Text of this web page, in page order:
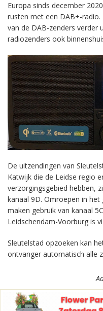
Europa sinds december
rusten met een DAB+-
van de DAB-zenders verder
radiozenders ook
De uitzendingen van
Katwijk die de Leidse regio
verzorgingsgebied hebben,
kanaal 9D. Omroepen in het
maken gebruik van kanaal
Leidschendam-Voorburg is
Sleutelstad opzoeken kan
ontvanger automatisch alle